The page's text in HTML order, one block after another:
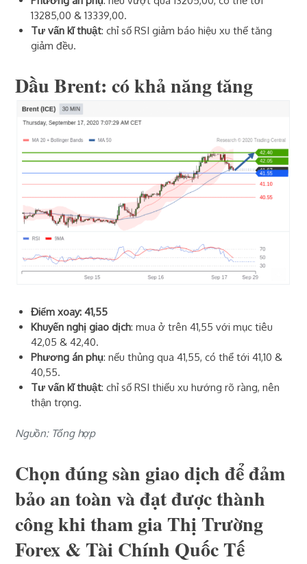
13285,00 & 13339,00.
Tư vấn kĩ thuật: chỉ số RSI giảm báo hiệu xu thế tăng
giảm đều.
Dầu Brent: có khả năng tăng
Điểm xoay: 41,55
Khuyến nghị giao dịch: mua ở trên 41,55 với mục tiêu
42,05 & 42,40.
Phương án phụ: nếu thủng qua 41,55, có thể tới 41,10 &
40,55.
Tư vấn kĩ thuật: chỉ số RSI thiếu xu hướng rõ ràng, nên
thận trọng.
Nguồn: Tổng hợp
Chọn đúng sàn giao dịch để đảm
bảo an toàn và đạt được thành
công khi tham gia Thị Trường
Forex & Tài Chính Quốc Tế